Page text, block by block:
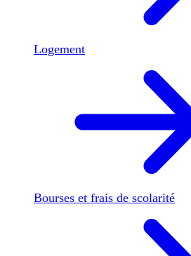
Logement
Bourses et frais de scolarité